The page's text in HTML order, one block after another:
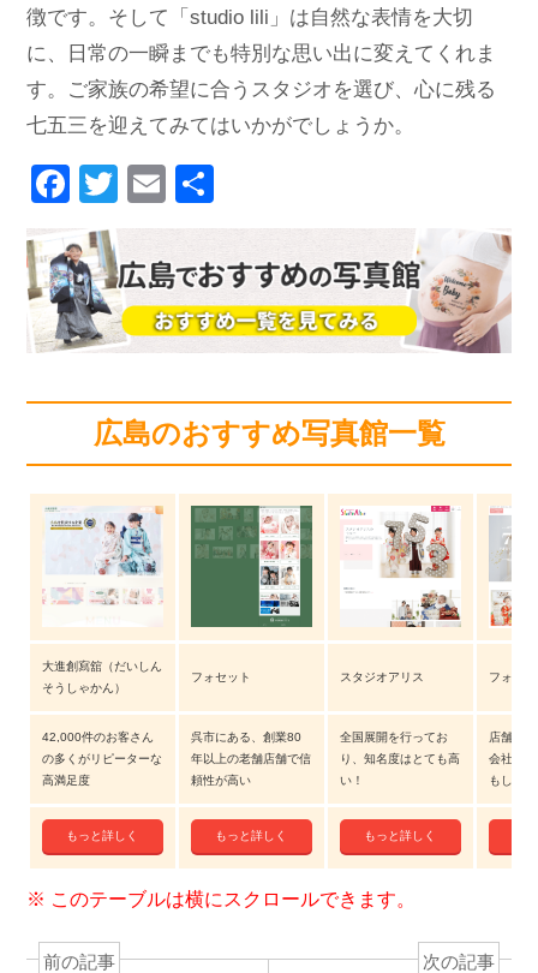
徴です。そして「studio lili」は自然な表情を大切
に、日常の一瞬までも特別な思い出に変えてくれま
す。ご家族の希望に合うスタジオを選び、心に残る
七五三を迎えてみてはいかがでしょうか。
F
a
c
e
b
o
k
T
wi
tt
er
E
m
ail
有
広島のおすすめ写真館一覧
大進創寫舘（だいしん
そうしゃかん）
フォセット スタジオアリス フォト
42,000件のお客さん
の多くがリピーターな
高満足度
呉市にある、創業80
年以上の老舗店舗で信
頼性が高い
全国展開を行ってお
り、知名度はとても高
い！
店舗数
会社の
もしろい
もっと詳しく もっと詳しく もっと詳しく
前の記事 次の記事